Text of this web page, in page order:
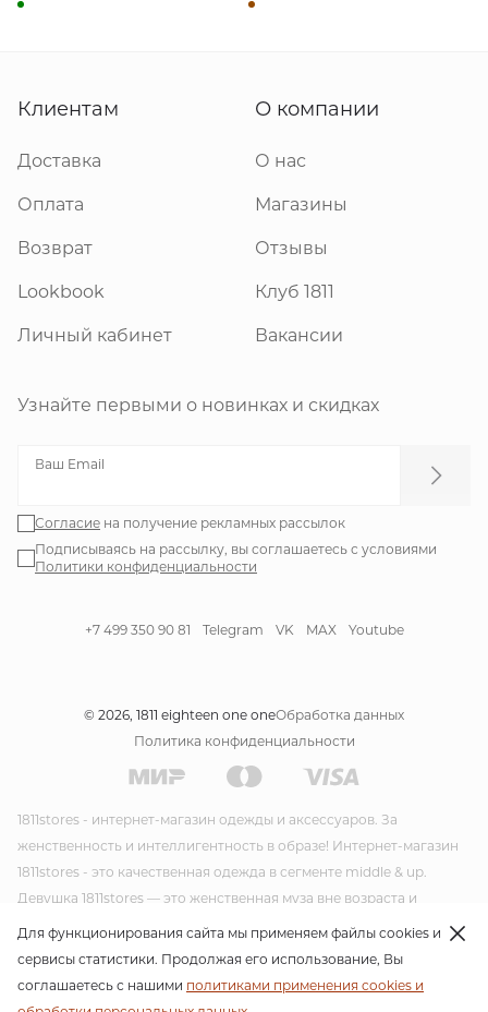
Для функционирования сайта мы применяем файлы cookies и
сервисы статистики. Продолжая его использование, Вы
соглашаетесь с нашими политиками применения cookies и
Клиентам
Доставка
Оплата
Возврат
Lookbook
Личный кабинет
О компании
О нас
Магазины
Отзывы
Клуб 1811
Вакансии
Узнайте первыми о новинках и скидках
Ваш Email
Согласие на получение рекламных рассылок
Подписываясь на рассылку, вы соглашаетесь с условиями
Политики конфиденциальности
+7 499 350 90 81 Telegram VK MAX Youtube
© 2026, 1811 eighteen one oneОбработка данных
Политика конфиденциальности
1811stores - интернет-магазин одежды и аксессуаров. За
женственность и интеллигентность в образе! Интернет-магазин
1811stores - это качественная одежда в сегменте middle & up.
Девушка 1811stores — это женственная муза вне возраста и
времени. Красивая и утонченная она несет благородство и стиль
в своем образе. Модная одежда и модные аксессуары от
интернет-магазина 1811stores несут благородство и стиль в своем
образе. Своим стилем 1811stores пропагандирует женственность